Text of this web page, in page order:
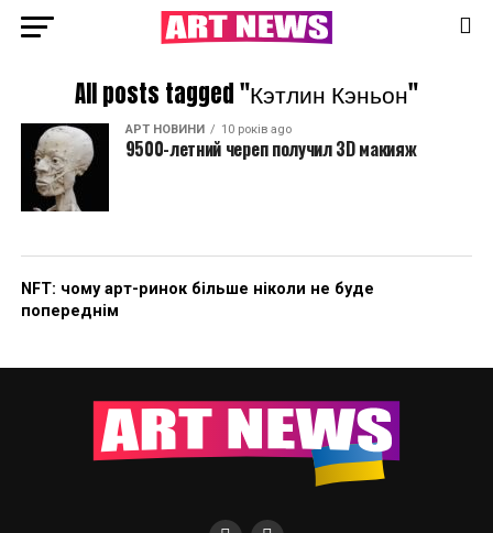
All posts tagged "Кэтлин Кэньон"
АРТ НОВИНИ 10 років ago
9500-летний череп получил 3D макияж
NFT: чому арт-ринок більше ніколи не буде
попереднім